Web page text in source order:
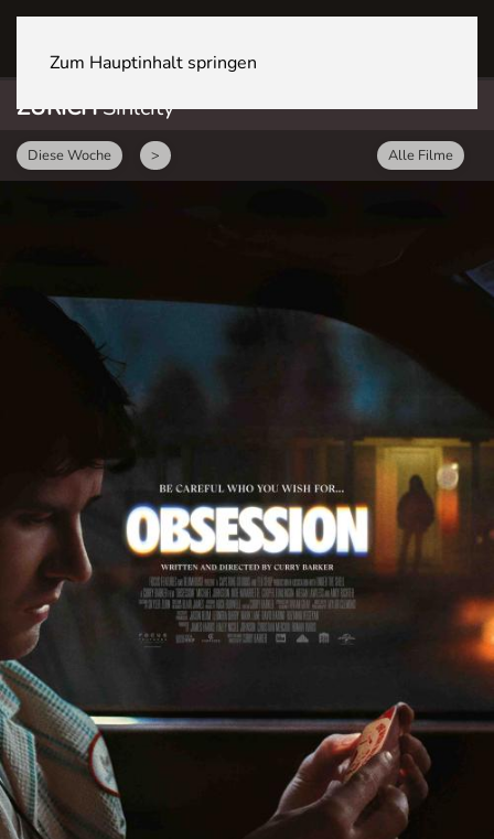
Zum Hauptinhalt springen
ZÜRICHSihlcity
Diese Woche > Alle Filme